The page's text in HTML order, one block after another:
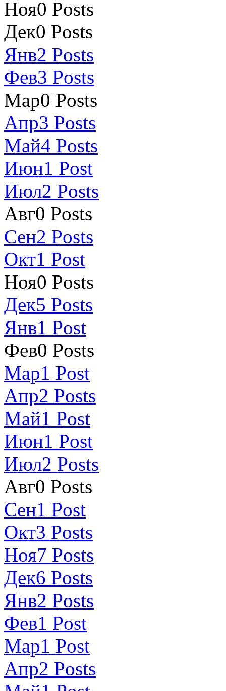
Ноя0 Posts
Дек0 Posts
Янв2 Posts
Фев3 Posts
Мар0 Posts
Апр3 Posts
Май4 Posts
Июн1 Post
Июл2 Posts
Авг0 Posts
Сен2 Posts
Окт1 Post
Ноя0 Posts
Дек5 Posts
Янв1 Post
Фев0 Posts
Мар1 Post
Апр2 Posts
Май1 Post
Июн1 Post
Июл2 Posts
Авг0 Posts
Сен1 Post
Окт3 Posts
Ноя7 Posts
Дек6 Posts
Янв2 Posts
Фев1 Post
Мар1 Post
Апр2 Posts